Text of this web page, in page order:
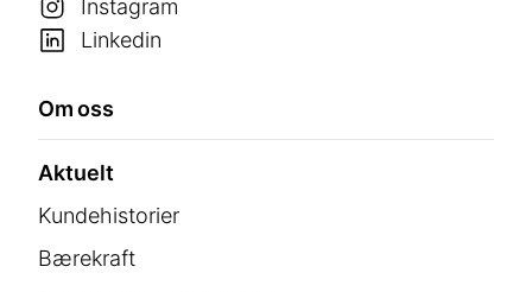
Instagram
Linkedin
Om oss
Aktuelt
Kundehistorier
Bærekraft